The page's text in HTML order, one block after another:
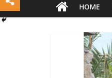
HOME